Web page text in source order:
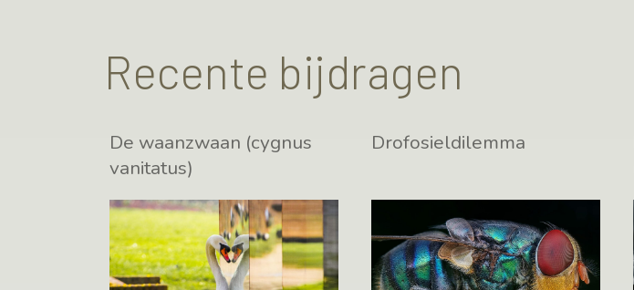
Recente bijdragen
De waanzwaan (cygnus
vanitatus)
Drofosieldilemma